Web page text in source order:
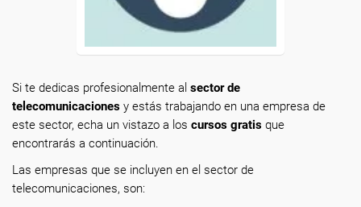
Si te dedicas profesionalmente al sector de
telecomunicaciones y estás trabajando en una empresa de
este sector, echa un vistazo a los cursos gratis que
encontrarás a continuación.
Las empresas que se incluyen en el sector de
telecomunicaciones, son: